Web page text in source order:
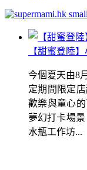
【甜蜜登陸
今個夏天由8
定期間限定
歡樂與童心
夢幻打卡場
水瓶工作坊...